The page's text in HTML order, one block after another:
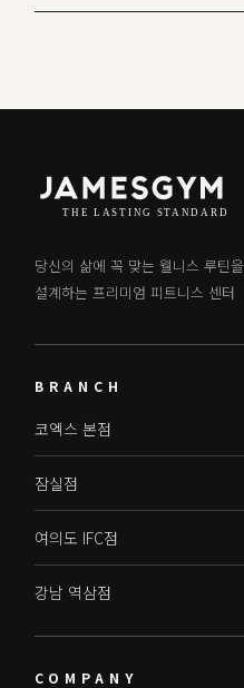
당신의 삶에 꼭 맞는 웰니스 루틴을
설계하는 프리미엄 피트니스 센터
BRANCH
코엑스 본점
잠실점
여의도 IFC점
강남 역삼점
COMPANY